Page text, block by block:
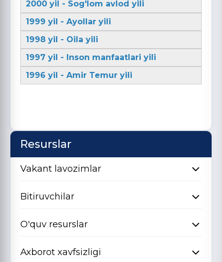
2000 yil - Sog'lom avlod yili
1999 yil - Ayollar yili
1998 yil - Oila yili
1997 yil - Inson manfaatlari yili
1996 yil - Amir Temur yili
Resurslar
Vakant lavozimlar
Bitiruvchilar
O'quv resurslar
Axborot xavfsizligi